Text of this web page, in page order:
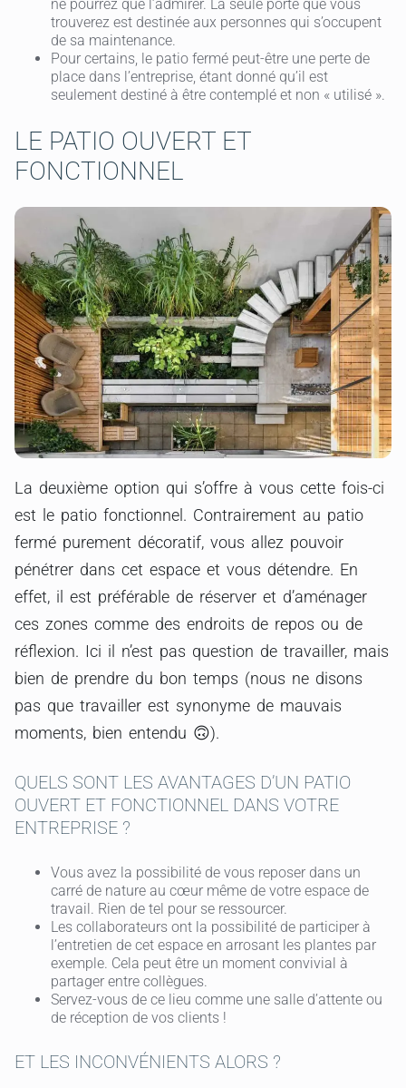
ne pourrez que l’admirer. La seule porte que vous
trouverez est destinée aux personnes qui s’occupent
de sa maintenance.
Pour certains, le patio fermé peut-être une perte de
place dans l’entreprise, étant donné qu’il est
seulement destiné à être contemplé et non « utilisé ».
LE PATIO OUVERT ET
FONCTIONNEL
La deuxième option qui s’offre à vous cette fois-ci
est le patio fonctionnel. Contrairement au patio
fermé purement décoratif, vous allez pouvoir
pénétrer dans cet espace et vous détendre. En
effet, il est préférable de réserver et d’aménager
ces zones comme des endroits de repos ou de
réflexion. Ici il n’est pas question de travailler, mais
bien de prendre du bon temps (nous ne disons
pas que travailler est synonyme de mauvais
moments, bien entendu 🙃).
QUELS SONT LES AVANTAGES D’UN PATIO
OUVERT ET FONCTIONNEL DANS VOTRE
ENTREPRISE ?
Vous avez la possibilité de vous reposer dans un
carré de nature au cœur même de votre espace de
travail. Rien de tel pour se ressourcer.
Les collaborateurs ont la possibilité de participer à
l’entretien de cet espace en arrosant les plantes par
exemple. Cela peut être un moment convivial à
partager entre collègues.
Servez-vous de ce lieu comme une salle d’attente ou
de réception de vos clients !
ET LES INCONVÉNIENTS ALORS ?